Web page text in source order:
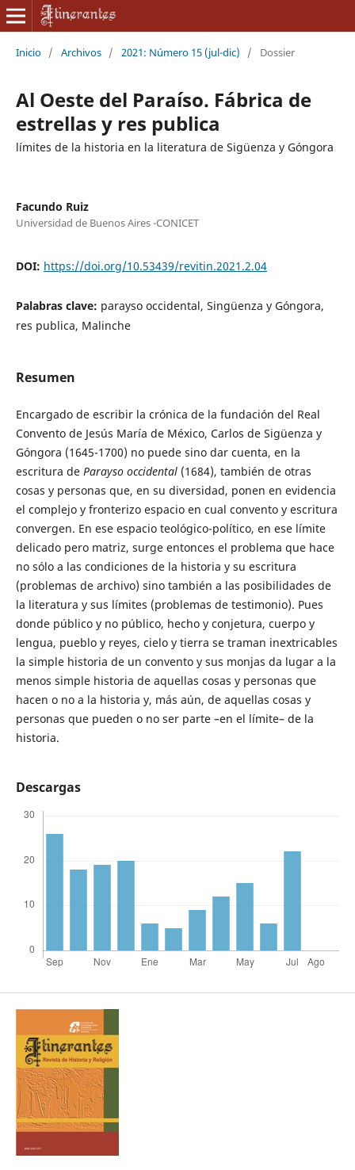
Inicio / Archivos / 2021: Número 15 (jul-dic) / Dossier
Al Oeste del Paraíso. Fábrica de
estrellas y res publica
límites de la historia en la literatura de Sigüenza y Góngora
Facundo Ruiz
Universidad de Buenos Aires -CONICET
DOI: https://doi.org/10.53439/revitin.2021.2.04
Palabras clave: parayso occidental, Singüenza y Góngora,
res publica, Malinche
Resumen
Encargado de escribir la crónica de la fundación del Real
Convento de Jesús María de México, Carlos de Sigüenza y
Góngora (1645-1700) no puede sino dar cuenta, en la
escritura de Parayso occidental(1684), también de otras
cosas y personas que, en su diversidad, ponen en evidencia
el complejo y fronterizo espacio en cual convento y escritura
convergen. En ese espacio teológico-político, en ese límite
delicado pero matriz, surge entonces el problema que hace
no sólo a las condiciones de la historia y su escritura
(problemas de archivo) sino también a las posibilidades de
la literatura y sus límites (problemas de testimonio). Pues
donde público y no público, hecho y conjetura, cuerpo y
lengua, pueblo y reyes, cielo y tierra se traman inextricables
la simple historia de un convento y sus monjas da lugar a la
menos simple historia de aquellas cosas y personas que
hacen o no a la historia y, más aún, de aquellas cosas y
personas que pueden o no ser parte –en el límite– de la
historia.
Descargas